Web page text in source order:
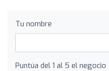
Tu nombre
Puntúa del 1 al 5 el negocio